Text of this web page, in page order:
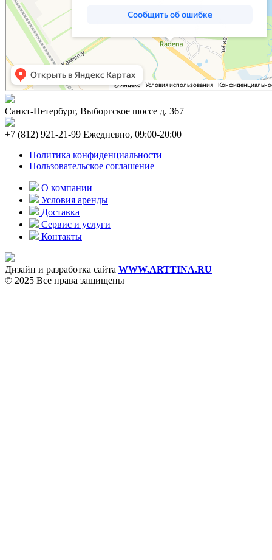
Санкт-Петербург, Выборгское шоссе д. 367
+7 (812) 921-21-99 Ежедневно, 09:00-20:00
Политика конфиденциальности
Пользовательское соглашение
О компании
Условия аренды
Доставка
Сервис и услуги
Контакты
Дизайн и разработка сайта WWW.ARTTINA.RU
© 2025 Все права защищены